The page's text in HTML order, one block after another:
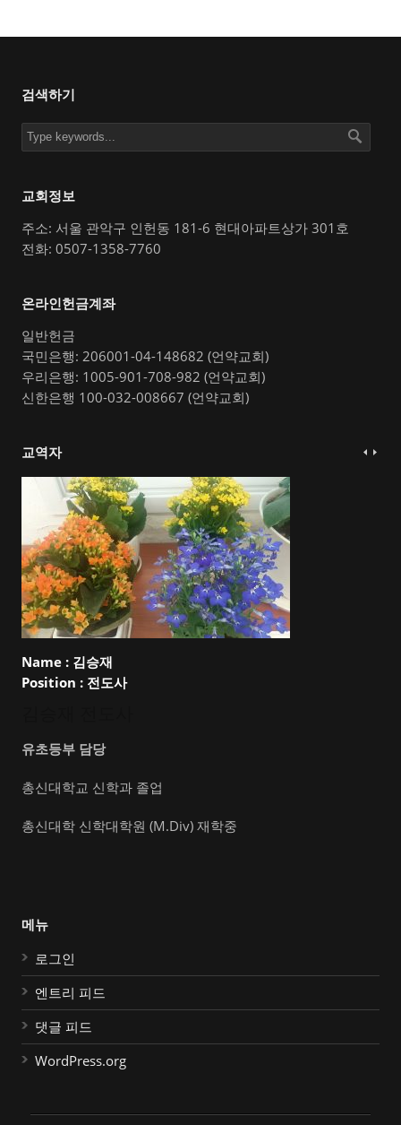
검색하기
교회정보
주소: 서울 관악구 인헌동 181-6 현대아파트상가 301호
전화: 0507-1358-7760
온라인헌금계좌
일반헌금
국민은행: 206001-04-148682 (언약교회)
우리은행: 1005-901-708-982 (언약교회)
신한은행 100-032-008667 (언약교회)
교역자
Name : 김승재
Position : 전도사
유초등부 담당
총신대학교 신학과 졸업
총신대학 신학대학원 (M.Div) 재학중
메뉴
로그인
엔트리 피드
댓글 피드
WordPress.org